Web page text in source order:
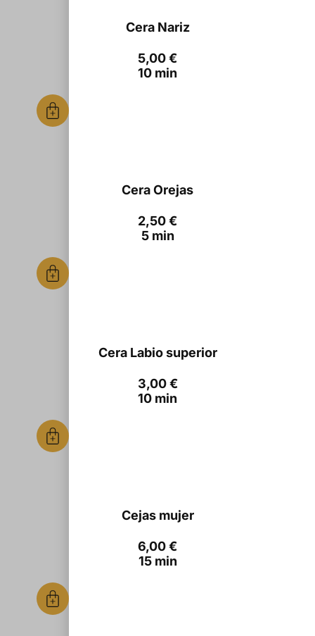
Cera Nariz
5,00€
10 min
Cera Orejas
2,50€
5 min
Cera Labio superior
3,00€
10 min
Cejas mujer
6,00€
15 min